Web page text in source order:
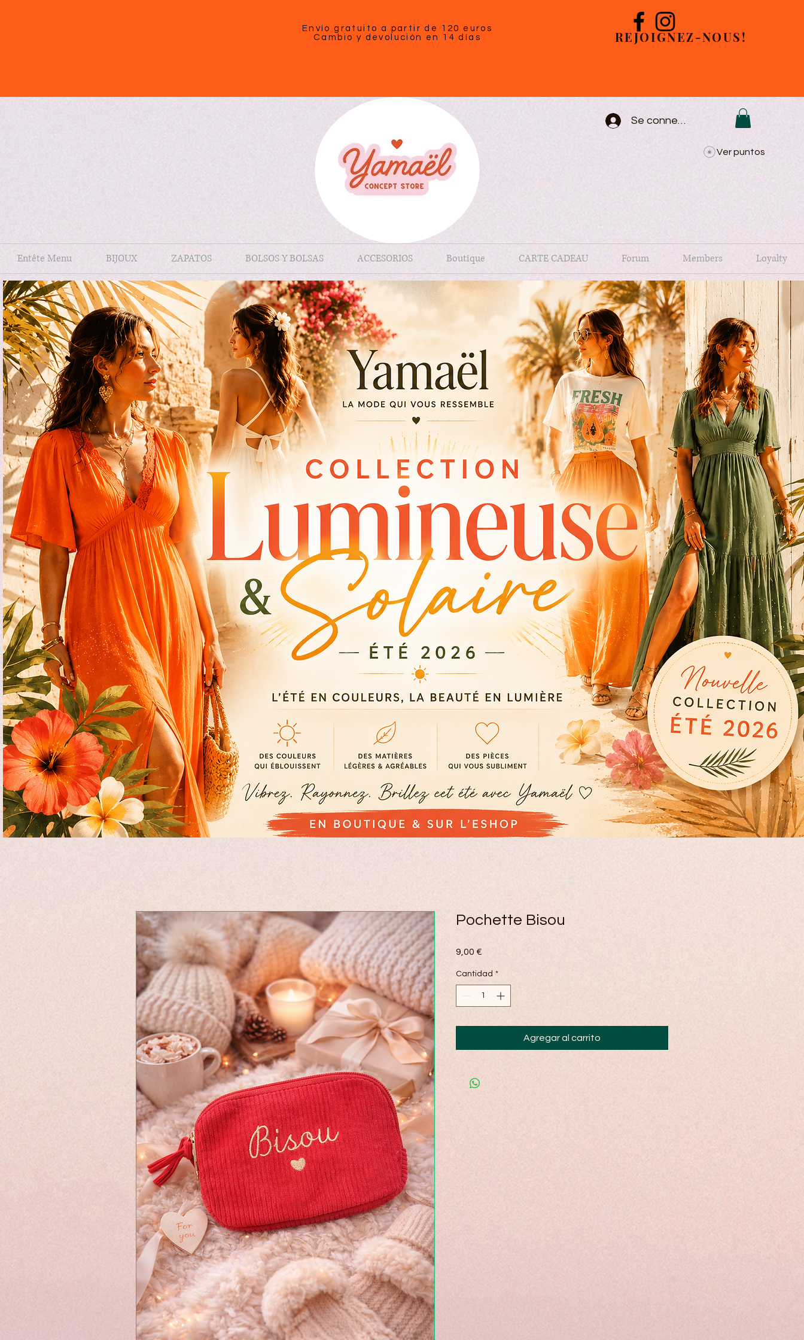
Envío gratuito a partir de 120 euros
Cambio y devolución en 14 días
REJOIGNEZ-NOUS!
Se connecter
Ver puntos
Entête Menu BIJOUX ZAPATOS BOLSOS Y BOLSAS ACCESORIOS Boutique CARTE CADEAU Forum Members Loyalty
Pochette Bisou
9,00 €
Cantidad *
Agregar al carrito